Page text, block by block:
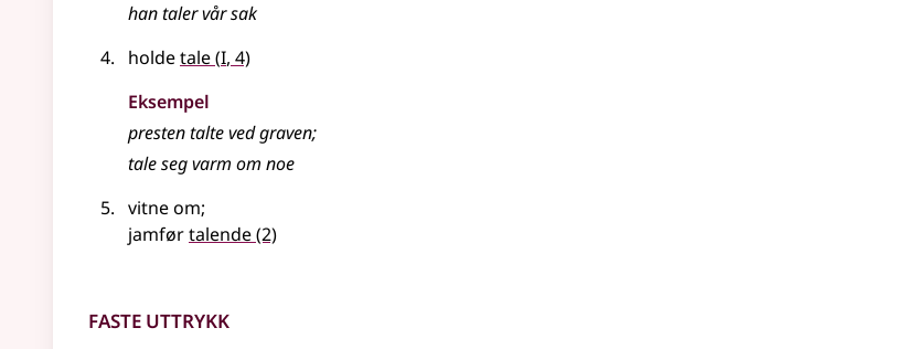
han taler vår sak
holdetale(1
I, 4)
Eksempel
presten talte ved graven;
taleseg varm om noe
vitne om;
jamførtalende(2)
Faste uttrykk